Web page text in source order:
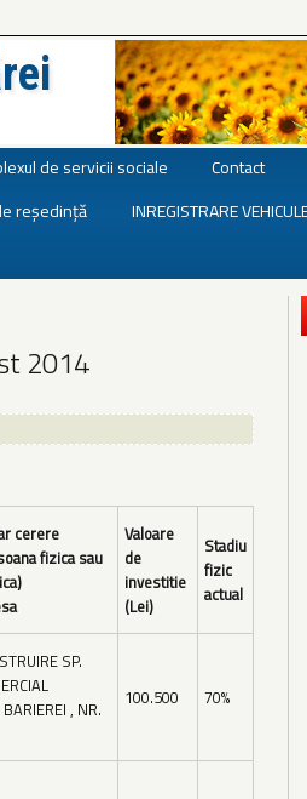
de servicii sociale Contact
reședință
INREGISTRARE
2014
cerere
fizica sau
Valoare
de
investitie
(Lei)
Stadiu
fizic
actual
SP.
, NR.
100.500 70%